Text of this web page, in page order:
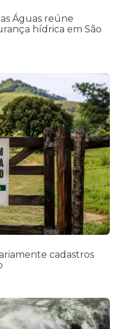
Águas reúne
hídrica em São
cadastros